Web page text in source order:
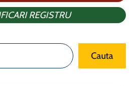
REGISTRU
Cauta